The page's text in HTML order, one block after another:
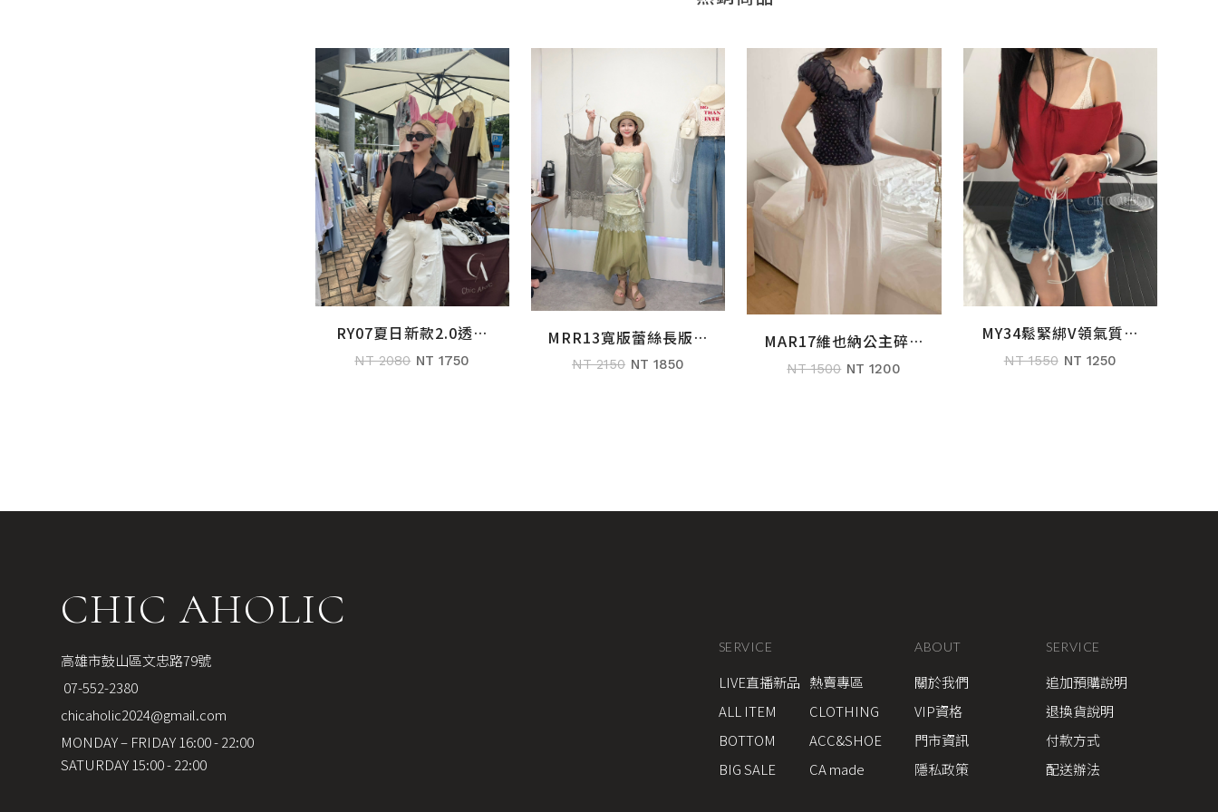
加入購物車
RY07夏日新款2.0透紗
襯衫
NT 2080 NT 1750
加入購物車
MRR13寬版蕾絲長版細
肩衣
NT 2150 NT 1850
加入購物車
MAR17維也納公主碎花
衣
NT 1500 NT 1200
加入購物車
MY34鬆緊綁V領氣質女
孩衣
NT 1550 NT 1250
CHIC AHOLIC
高雄市鼓山區文忠路79號
07-552-2380
chicaholic2024@gmail.com
MONDAY – FRIDAY 16:00 - 22:00
SATURDAY 15:00 - 22:00
SERVICE
LIVE直播新品 熱賣專區
ALL ITEM
CLOTHING
BOTTOM
ACC&SHOE
BIG SALE
CA made
ABOUT
關於我們
VIP資格
門市資訊
隱私政策
SERVICE
追加預購說明
退換貨說明
付款方式
配送辦法